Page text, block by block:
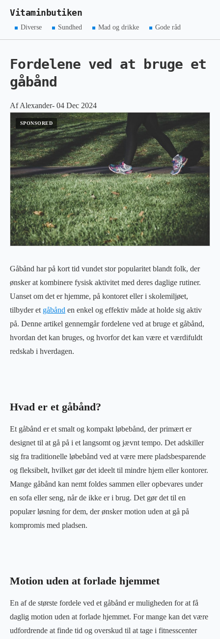
Vitaminbutiken
Diverse Sundhed Mad og drikke Gode råd
Fordelene ved at bruge et
gåbånd
Af Alexander- 04 Dec 2024
Gåbånd har på kort tid vundet stor popularitet blandt folk, der
ønsker at kombinere fysisk aktivitet med deres daglige rutiner.
Uanset om det er hjemme, på kontoret eller i skolemiljøet,
tilbyder et gåbånd en enkel og effektiv måde at holde sig aktiv
på. Denne artikel gennemgår fordelene ved at bruge et gåbånd,
hvordan det kan bruges, og hvorfor det kan være et værdifuldt
redskab i hverdagen.
Hvad er et gåbånd?
Et gåbånd er et smalt og kompakt løbebånd, der primært er
designet til at gå på i et langsomt og jævnt tempo. Det adskiller
sig fra traditionelle løbebånd ved at være mere pladsbesparende
og fleksibelt, hvilket gør det ideelt til mindre hjem eller kontorer.
Mange gåbånd kan nemt foldes sammen eller opbevares under
en sofa eller seng, når de ikke er i brug. Det gør det til en
populær løsning for dem, der ønsker motion uden at gå på
kompromis med pladsen.
Motion uden at forlade hjemmet
En af de største fordele ved et gåbånd er muligheden for at få
daglig motion uden at forlade hjemmet. For mange kan det være
udfordrende at finde tid og overskud til at tage i fitnesscenter